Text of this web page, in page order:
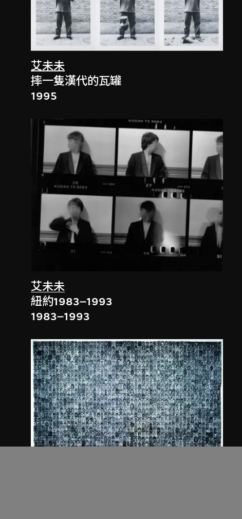
艾未未
摔一隻漢代的瓦罐
1995
艾未未
紐約1983–1993
1983–1993